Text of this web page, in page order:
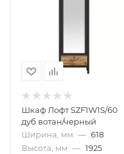
Шкаф Лофт SZF1W1S/60
дуб вотан/черный
Ширина, мм — 618
Высота, мм — 1925